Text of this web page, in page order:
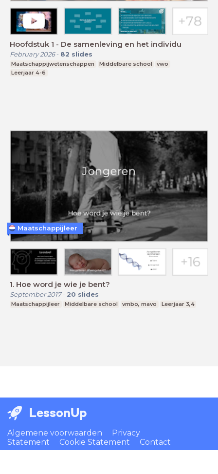
Hoofdstuk 1 - De samenleving en het individu
February 2026- 82 slides
Maatschappijwetenschappen Middelbare school
vwo
Leerjaar 4-6
1. Hoe word je wie je bent?
September 2017- 20 slides
Maatschappijleer Middelbare school vmbo, mavo Leerjaar 3,4
Maatschappijleer
LessonUp
Algemene voorwaarden
Privacy
Statement
Cookie Statement Contact